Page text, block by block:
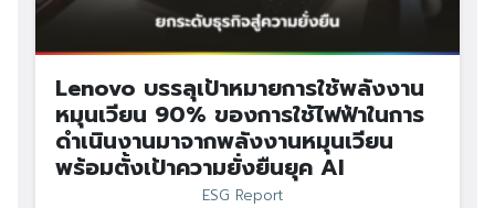
Lenovo บรรลุเป้าหมายการใช้พลังงาน
หมุนเวียน 90% ของการใช้ไฟฟ้าในการ
ดำเนินงานมาจากพลังงานหมุนเวียน
พร้อมตั้งเป้าความยั่งยืนยุค AI
ESG Report